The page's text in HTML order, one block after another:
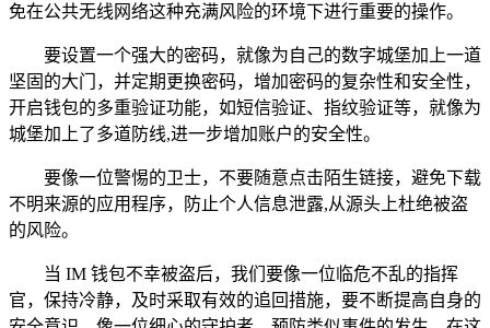
免在公共无线网络这种充满风险的环境下进行重要的操作。
要设置一个强大的密码，就像为自己的数字城堡加上一道
坚固的大门，并定期更换密码，增加密码的复杂性和安全性，
开启钱包的多重验证功能，如短信验证、指纹验证等，就像为
城堡加上了多道防线,进一步增加账户的安全性。
要像一位警惕的卫士，不要随意点击陌生链接，避免下载
不明来源的应用程序，防止个人信息泄露,从源头上杜绝被盗
的风险。
当 IM 钱包不幸被盗后，我们要像一位临危不乱的指挥
官，保持冷静，及时采取有效的追回措施，要不断提高自身的